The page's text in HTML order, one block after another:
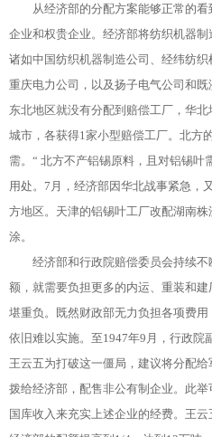
从经济部的分配方案能够正常的看
企业和权贵企业。经济部将纺织机器
诸如中国纺织机器制造公司、经纬纺织
重庆电力公司，以及扬子电气公司和既
东北地区就没有分配到赔偿工厂，华
城市，各获得1家小型赔偿工厂。北方
需。“ 北方不产铝锡原料，且对铝锡叶
用处。7月，经济部因华北战事紧急，
方地区。天津的铝锡叶工厂改配湖南
涂。
经济部和行政院赔偿委员会持续不
额，就需要负担更多的内运、重装和
堪重负。既然财政部无力负担各项费
依旧难以实施。至1947年9月，行政院
王云五为打破这一僵局，建议将分配
拨给经济部，配售非公有制企业。此
国库收入来充实上述企业的经费。王